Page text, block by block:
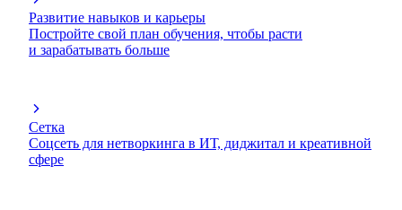
Развитие навыков и карьеры
Постройте свой план обучения, чтобы расти
и зарабатывать больше
Сетка
Соцсеть для нетворкинга в ИТ, диджитал и креативной
сфере